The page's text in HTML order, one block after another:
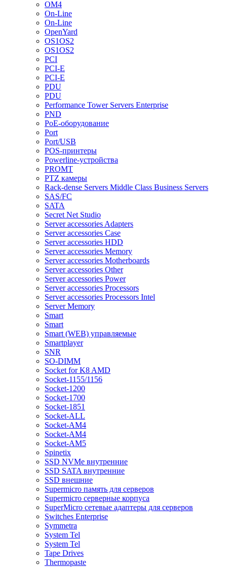
OM4
On-Line
On-Line
OpenYard
OS1OS2
OS1OS2
PCI
PCI-E
PCI-E
PDU
PDU
Performance Tower Servers Enterprise
PND
PoE-оборудование
Port
Port/USB
POS-принтеры
Powerline-устройства
PROMT
PTZ камеры
Rack-dense Servers Middle Class Business Servers
SAS/FC
SATA
Secret Net Studio
Server accessories Adapters
Server accessories Case
Server accessories HDD
Server accessories Memory
Server accessories Motherboards
Server accessories Other
Server accessories Power
Server accessories Processors
Server accessories Processors Intel
Server Memory
Smart
Smart
Smart (WEB) управляемые
Smartplayer
SNR
SO-DIMM
Socket for K8 AMD
Socket-1155/1156
Socket-1200
Socket-1700
Socket-1851
Socket-ALL
Socket-AM4
Socket-AM4
Socket-AM5
Spinetix
SSD NVMe внутренние
SSD SATA внутренние
SSD внешние
Supermicro память для серверов
Supermicro серверные корпуса
SuperMicro сетевые адаптеры для серверов
Switches Enterprise
Symmetra
System Tel
System Tel
Tape Drives
Thermopaste